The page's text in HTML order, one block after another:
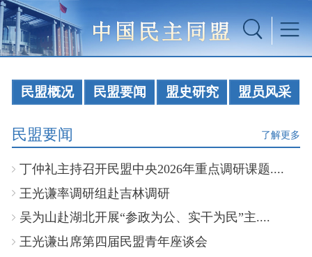
民盟概况 民盟要闻 盟史研究 盟员风采
民盟要闻 了解更多
丁仲礼主持召开民盟中央2026年重点调研课题....
王光谦率调研组赴吉林调研
吴为山赴湖北开展“参政为公、实干为民”主....
王光谦出席第四届民盟青年座谈会